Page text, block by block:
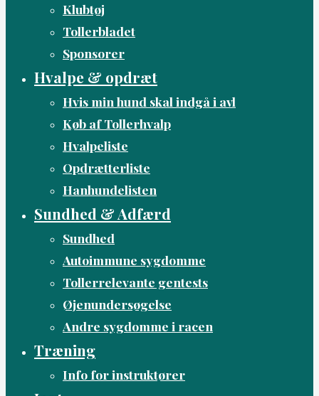
Klubtøj
Tollerbladet
Sponsorer
Hvalpe & opdræt
Hvis min hund skal indgå i avl
Køb af Tollerhvalp
Hvalpeliste
Opdrætterliste
Hanhundelisten
Sundhed & Adfærd
Sundhed
Autoimmune sygdomme
Tollerrelevante gentests
Øjenundersøgelse
Andre sygdomme i racen
Træning
Info for instruktører